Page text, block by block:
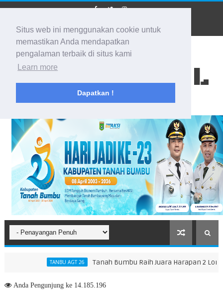
Situs web ini menggunakan cookie untuk
memastikan Anda mendapatkan
pengalaman terbaik di situs kami
Learn more
Dapatkan !
BIDIK KALSEL
Membidik Ke Segala Arah
TANBU AGT 26 Tanah Bumbu Raih Juara Harapan 2 Lomba
AndaPengunjung ke 14.185.196